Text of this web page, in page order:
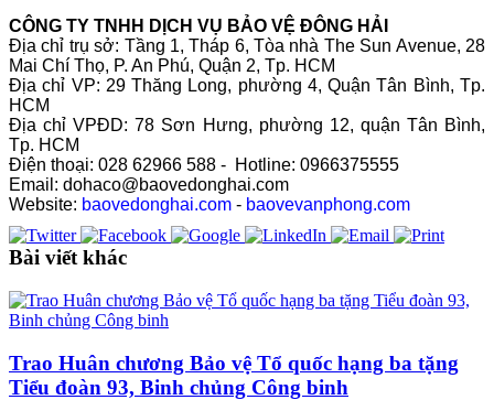
CÔNG TY TNHH DỊCH VỤ BẢO VỆ ĐÔNG HẢI
Địa chỉ trụ sở: Tầng 1, Tháp 6, Tòa nhà The Sun Avenue, 28
Mai Chí Thọ, P. An Phú, Quận 2, Tp. HCM
Địa chỉ VP: 29 Thăng Long, phường 4, Quận Tân Bình, Tp.
HCM
Địa chỉ VPĐD: 78 Sơn Hưng, phường 12, quận Tân Bình,
Tp. HCM
Điện thoại: 028 62966 588 - Hotline: 0966375555
Email: dohaco@baovedonghai.com
Website: baovedonghai.com - baovevanphong.com
Bài viết khác
Trao Huân chương Bảo vệ Tổ quốc hạng ba tặng
Tiểu đoàn 93, Binh chủng Công binh